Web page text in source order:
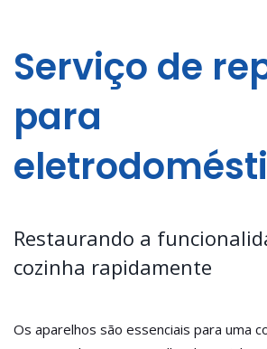
Serviço de
para
Restaurando a
cozinha rapidamente
Os aparelhos são essenciais para uma